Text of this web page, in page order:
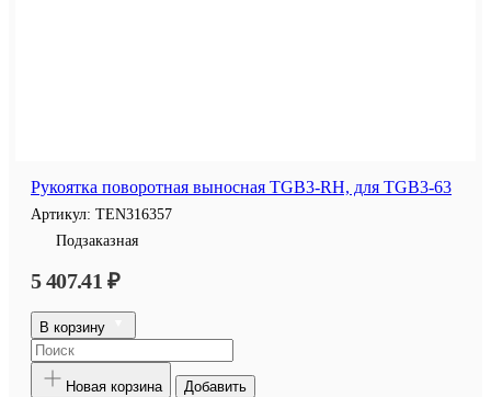
Рукоятка поворотная выносная TGB3-RH, для TGB3-63
Артикул: TEN316357
Подзаказная
5 407.41 ₽
В корзину
Новая корзина Добавить